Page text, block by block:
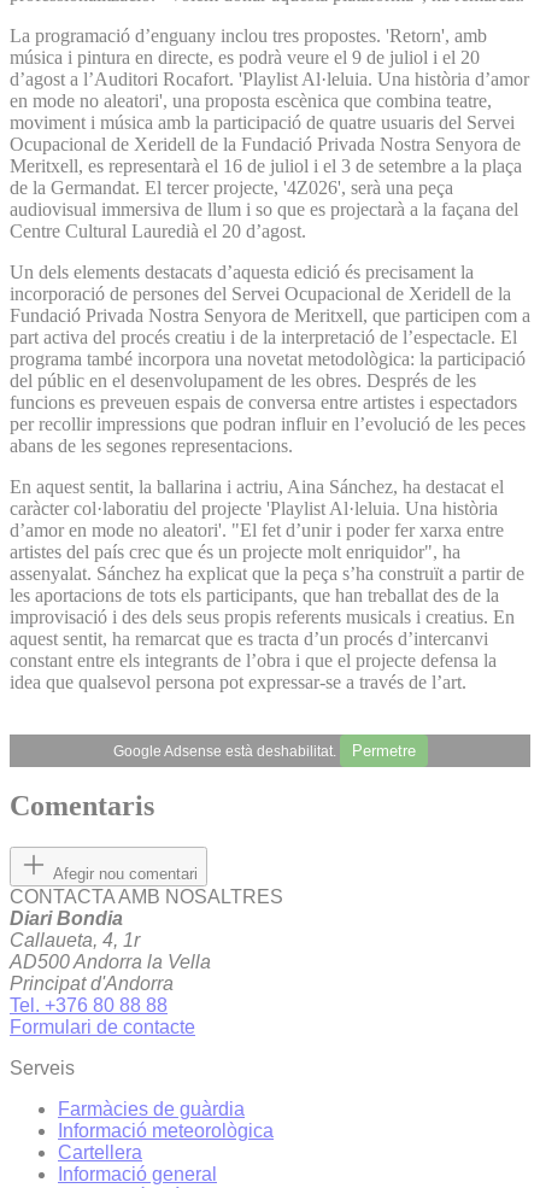
La programació d’enguany inclou tres propostes. 'Retorn', amb
música i pintura en directe, es podrà veure el 9 de juliol i el 20
d’agost a l’Auditori Rocafort. 'Playlist Al·leluia. Una història d’amor
en mode no aleatori', una proposta escènica que combina teatre,
moviment i música amb la participació de quatre usuaris del Servei
Ocupacional de Xeridell de la Fundació Privada Nostra Senyora de
Meritxell, es representarà el 16 de juliol i el 3 de setembre a la plaça
de la Germandat. El tercer projecte, '4Z026', serà una peça
audiovisual immersiva de llum i so que es projectarà a la façana del
Centre Cultural Lauredià el 20 d’agost.
Un dels elements destacats d’aquesta edició és precisament la
incorporació de persones del Servei Ocupacional de Xeridell de la
Fundació Privada Nostra Senyora de Meritxell, que participen com a
part activa del procés creatiu i de la interpretació de l’espectacle. El
programa també incorpora una novetat metodològica: la participació
del públic en el desenvolupament de les obres. Després de les
funcions es preveuen espais de conversa entre artistes i espectadors
per recollir impressions que podran influir en l’evolució de les peces
abans de les segones representacions.
En aquest sentit, la ballarina i actriu, Aina Sánchez, ha destacat el
caràcter col·laboratiu del projecte 'Playlist Al·leluia. Una història
d’amor en mode no aleatori'. "El fet d’unir i poder fer xarxa entre
artistes del país crec que és un projecte molt enriquidor", ha
assenyalat. Sánchez ha explicat que la peça s’ha construït a partir de
les aportacions de tots els participants, que han treballat des de la
improvisació i des dels seus propis referents musicals i creatius. En
aquest sentit, ha remarcat que es tracta d’un procés d’intercanvi
constant entre els integrants de l’obra i que el projecte defensa la
idea que qualsevol persona pot expressar-se a través de l’art.
Google Adsense està deshabilitat. Permetre
Comentaris
Afegir nou comentari
CONTACTA AMB NOSALTRES
Diari Bondia
Callaueta, 4, 1r
AD500 Andorra la Vella
Principat d'Andorra
Tel. +376 80 88 88
Formulari de contacte
Serveis
Farmàcies de guàrdia
Informació meteorològica
Cartellera
Informació general